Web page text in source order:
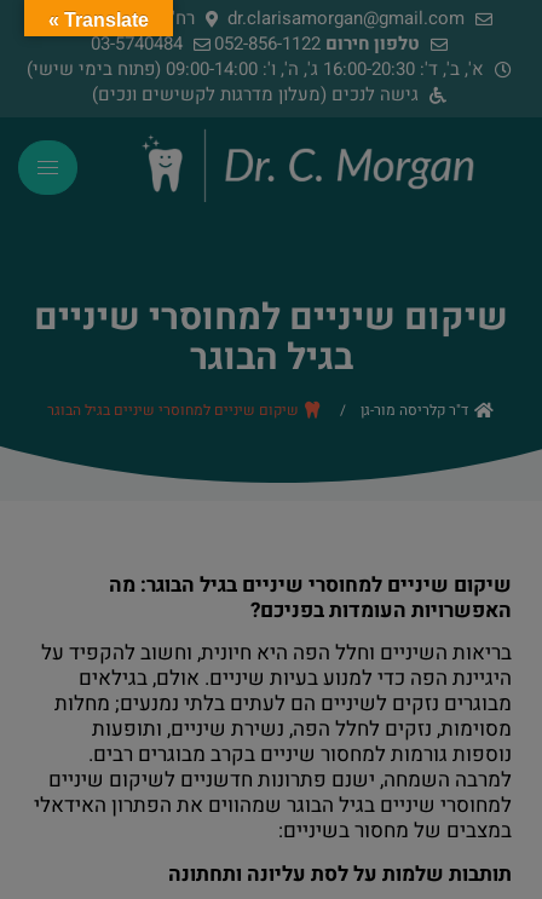
dr.clarisamorgan@gmail.com
רח' הירדן 91, רמת גן
טלפון חירום
03-5740484
א', ב', ד': 16:00-20:30 ג', ה', ו': 09:00-14:00 (פתוח בימי שישי)
גישה לנכים (מעלון מדרגות לקשישים ונכים)
שיקום שיניים למחוסרי שיניים
בגיל הבוגר
ד"ר קלריסה מור-גן / שיקום שיניים למחוסרי שיניים בגיל הבוגר
שיקום שיניים למחוסרי שיניים בגיל הבוגר: מה
האפשרויות העומדות בפניכם?
בריאות השיניים וחלל הפה היא חיונית, וחשוב להקפיד על
היגיינת הפה כדי למנוע בעיות שיניים. אולם, בגילאים
מבוגרים נזקים לשיניים הם לעתים בלתי נמנעים; מחלות
מסוימות, נזקים לחלל הפה, נשירת שיניים, ותופעות
נוספות גורמות למחסור שיניים בקרב מבוגרים רבים.
למרבה השמחה, ישנם פתרונות חדשניים לשיקום שיניים
למחוסרי שיניים בגיל הבוגר שמהווים את הפתרון האידאלי
במצבים של מחסור בשיניים:
תותבות שלמות על לסת עליונה ותחתונה
Translate »